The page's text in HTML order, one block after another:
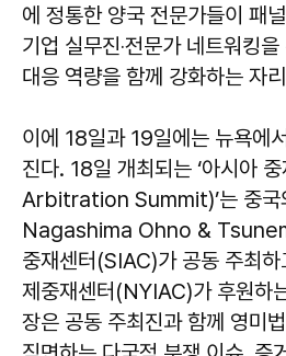
에 정통한 양국 전문가들이 패
기업 실무진‧전문가 네트워킹
대응 역량을 함께 강화하는 자
이에 18일과 19일에는 뉴욕에
진다. 18일 개최되는 ‘아시아
Arbitration Summit)’는 중국
Nagashima Ohno &
중재센터(SIAC)가 공동 주최
제중재센터(NYIAC)가 후원하
장은 공동 주최진과 함께 영미